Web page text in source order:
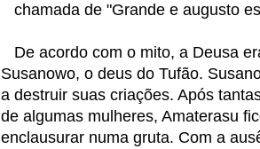
chamada de "Grande e augusto
De acordo com o mito, a Deusa
Susanowo, o deus do Tufão.
a destruir suas criações. Após
de algumas mulheres, Amaterasu
enclausurar numa gruta. Com a